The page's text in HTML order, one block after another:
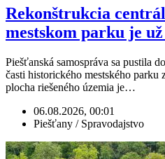
Rekonštrukcia
mestskom parku je
Piešťanská samospráva sa pustila
časti historického mestského parku
plocha riešeného územia je…
06.08.2026, 00:01
Piešťany / Spravodajstvo